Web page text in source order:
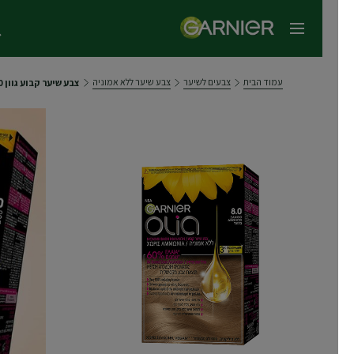
תפריט ראשי
עמוד הבית צבעים לשיער צבע שיער ללא אמוניה צבע שיער קבוע גוון 8.0 בלונד